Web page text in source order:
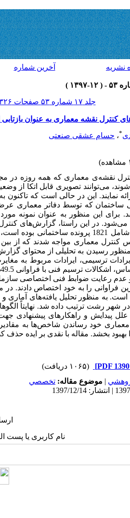
نشريه آخرين شماره
جلد ۱۷ شماره ۵۳ صفحات ۳۲۶-۳۰۵
کنترل نقشه‌ معماری به عنوان
*، حسام عشقی صنعتی
نقشه‌ی معماری که همه روزه در
می‌توانند تصویری قابل اتکا
نمایند. این در حالی است که
ساختمان که توسط دفاتر معماری
برای این منظور به عنوان نمونه
می‌شود. در این راستا، گزارش‌های
منظور رسیدن به تحلیلی از محتوای
ترسیمی، ایرادات مربوط به
فراوانی را به خود اختصاص دادند.
به منظور تحلیل یافته‌های آماری و
شهر رشت ترتیب داده شد. نهایتاً
علل پیدایش و راهکارهای پیشنهادی
خود رساندن شاخص‌ها به
بخشد. مقاله با نقدی بر ایده حذف
(۱۰۶۵ دریافت)
| موضوع مقاله: تخصصي
نام کاربری یا پست